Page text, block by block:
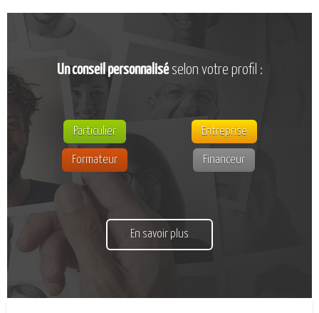
AGENDA
Un conseil personnaliséselon votre profil :
Particulier Entreprise
Formateur Financeur
En savoir plus